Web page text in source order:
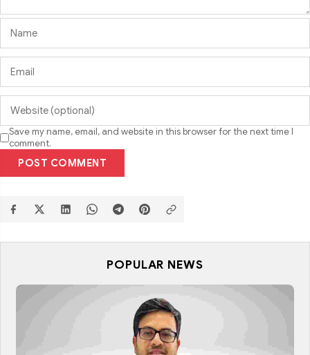
Save my name, email, and website in this browser for the next time I
comment.
POST COMMENT
POPULAR NEWS